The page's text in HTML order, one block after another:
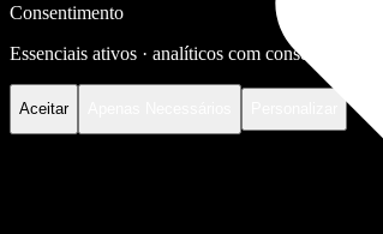
Consentimento
Essenciais ativos · analíticos com consentimento.
Aceitar